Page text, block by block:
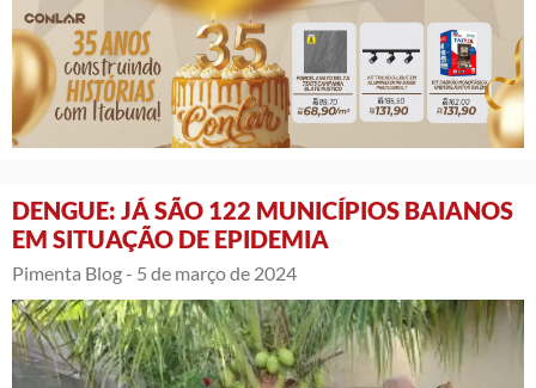
DENGUE: JÁ SÃO 122 MUNICÍPIOS BAIANOS
EM SITUAÇÃO DE EPIDEMIA
Pimenta Blog - 5 de março de 2024